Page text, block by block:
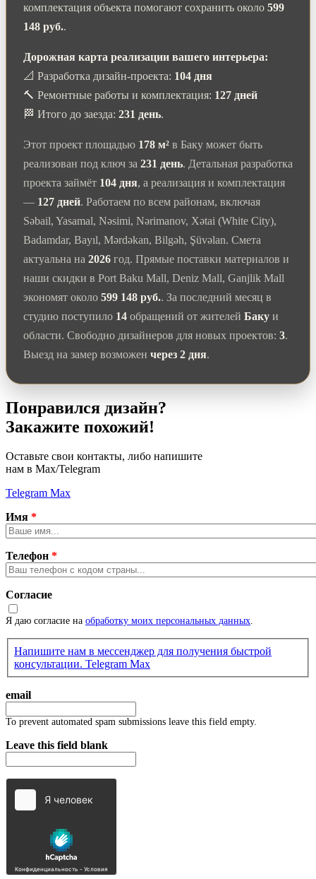
комплектация объекта помогают сохранить около 599
148 руб..
Дорожная карта реализации вашего интерьера:
📐 Разработка дизайн-проекта: 104 дня
🔨 Ремонтные работы и комплектация: 127 дней
🏁 Итого до заезда: 231 день.
Этот проект площадью 178 м² в Баку может быть
реализован под ключ за 231 день. Детальная разработка
проекта займёт 104 дня, а реализация и комплектация
— 127 дней. Работаем по всем районам, включая
Səbail, Yasamal, Nəsimi, Nərimanov, Xətai (White City),
Badamdar, Bayıl, Mərdəkan, Bilgəh, Şüvəlan. Смета
актуальна на 2026 год. Прямые поставки материалов и
наши скидки в Port Baku Mall, Deniz Mall, Ganjlik Mall
экономят около 599 148 руб.. За последний месяц в
студию поступило 14 обращений от жителей Баку и
области. Свободно дизайнеров для новых проектов: 3.
Выезд на замер возможен через 2 дня.
Понравился дизайн?
Закажите похожий!
Оставьте свои контакты, либо напишите
нам в Max/Telegram
Telegram Max
Имя *
Телефон *
Согласие
Я даю согласие на обработку моих персональных данных.
Напишите нам в мессенджер для получения быстрой
консультации. Telegram Max
email
To prevent automated spam submissions leave this field empty.
Leave this field blank